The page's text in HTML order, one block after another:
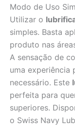
Modo de Uso
Utilizar o
simples. Basta
produto nas
A sensação de
uma experiência
necessário. Este
perfeita para
superiores.
o Swiss Navy